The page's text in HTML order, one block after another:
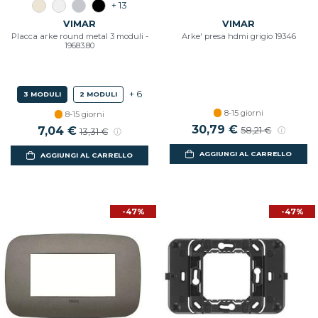
+ 13
VIMAR
Placca arke round metal 3 moduli -
19683.80
3 MODULI 2 MODULI + 6
8-15 giorni
Prezzo scontato
7,04 € Prezzo di listino
13,31 €
AGGIUNGI AL CARRELLO
VIMAR
Arke' presa hdmi grigio 19346
8-15 giorni
Prezzo scontato
30,79 € Prezzo di
58,21 €
AGGIUNGI AL CARRELLO
-47% -47%